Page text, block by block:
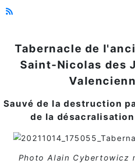
Tabernacle de
Saint-Nicolas des
Sauvé de la destruction
de la
Photo Alain Cybertowicz